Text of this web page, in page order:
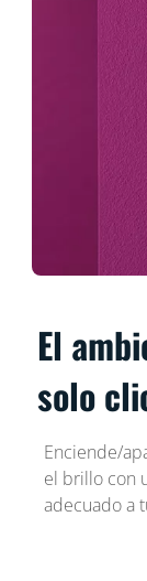
El
solo
Enciende/
el brillo con
adecuado a